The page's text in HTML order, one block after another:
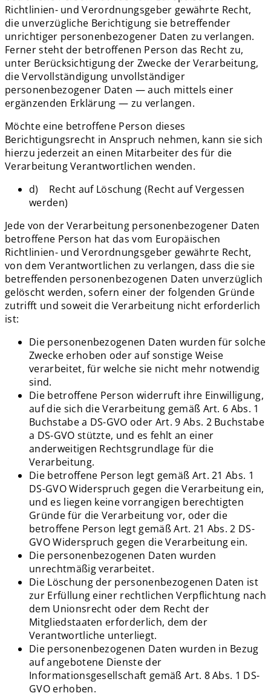
Richtlinien- und Verordnungsgeber gewährte Recht,
die unverzügliche Berichtigung sie betreffender
unrichtiger personenbezogener Daten zu verlangen.
Ferner steht der betroffenen Person das Recht zu,
unter Berücksichtigung der Zwecke der Verarbeitung,
die Vervollständigung unvollständiger
personenbezogener Daten — auch mittels einer
ergänzenden Erklärung — zu verlangen.
Möchte eine betroffene Person dieses
Berichtigungsrecht in Anspruch nehmen, kann sie sich
hierzu jederzeit an einen Mitarbeiter des für die
Verarbeitung Verantwortlichen wenden.
d) Recht auf Löschung (Recht auf Vergessen
werden)
Jede von der Verarbeitung personenbezogener Daten
betroffene Person hat das vom Europäischen
Richtlinien- und Verordnungsgeber gewährte Recht,
von dem Verantwortlichen zu verlangen, dass die sie
betreffenden personenbezogenen Daten unverzüglich
gelöscht werden, sofern einer der folgenden Gründe
zutrifft und soweit die Verarbeitung nicht erforderlich
ist:
Die personenbezogenen Daten wurden für solche
Zwecke erhoben oder auf sonstige Weise
verarbeitet, für welche sie nicht mehr notwendig
sind.
Die betroffene Person widerruft ihre Einwilligung,
auf die sich die Verarbeitung gemäß Art. 6 Abs. 1
Buchstabe a DS-GVO oder Art. 9 Abs. 2 Buchstabe
a DS-GVO stützte, und es fehlt an einer
anderweitigen Rechtsgrundlage für die
Verarbeitung.
Die betroffene Person legt gemäß Art. 21 Abs. 1
DS-GVO Widerspruch gegen die Verarbeitung ein,
und es liegen keine vorrangigen berechtigten
Gründe für die Verarbeitung vor, oder die
betroffene Person legt gemäß Art. 21 Abs. 2 DS-
GVO Widerspruch gegen die Verarbeitung ein.
Die personenbezogenen Daten wurden
unrechtmäßig verarbeitet.
Die Löschung der personenbezogenen Daten ist
zur Erfüllung einer rechtlichen Verpflichtung nach
dem Unionsrecht oder dem Recht der
Mitgliedstaaten erforderlich, dem der
Verantwortliche unterliegt.
Die personenbezogenen Daten wurden in Bezug
auf angebotene Dienste der
Informationsgesellschaft gemäß Art. 8 Abs. 1 DS-
GVO erhoben.